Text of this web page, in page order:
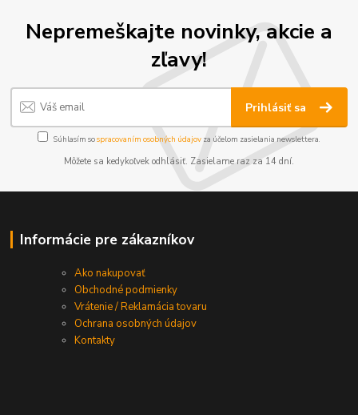
Nepremeškajte novinky, akcie a
zľavy!
Prihlásiť sa
Súhlasím sospracovaním osobných údajov za účelom zasielania newslettera.
Môžete sa kedykoľvek odhlásiť. Zasielame raz za 14 dní.
Informácie pre zákazníkov
Ako nakupovať
Obchodné podmienky
Vrátenie / Reklamácia tovaru
Ochrana osobných údajov
Kontakty